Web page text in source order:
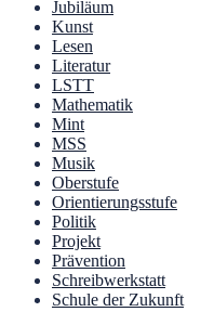
Jubiläum
Kunst
Lesen
Literatur
LSTT
Mathematik
Mint
MSS
Musik
Oberstufe
Orientierungsstufe
Politik
Projekt
Prävention
Schreibwerkstatt
Schule der Zukunft